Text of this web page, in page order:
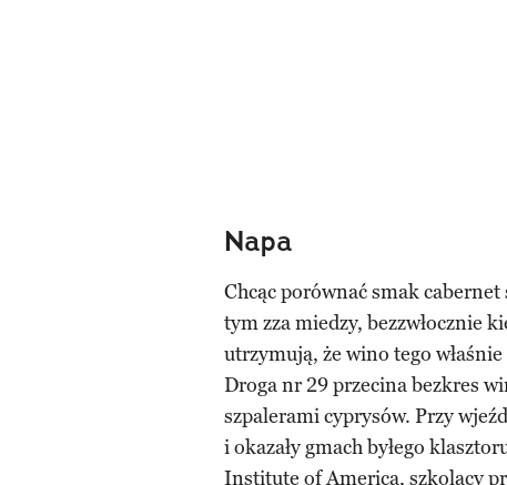
Napa
Chcąc porównać smak
tym zza miedzy, bezzwłocznie
utrzymują, że wino tego
Droga nr 29 przecina bezkres
szpalerami cyprysów. Przy
i okazały gmach byłego
Institute of America, szkolący